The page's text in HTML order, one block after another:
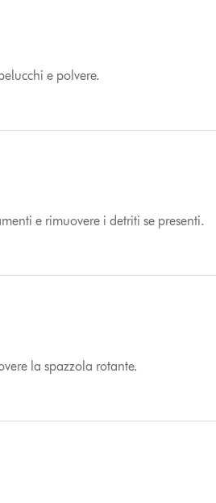
e polvere.
e rimuovere i detriti se presenti.
la spazzola rotante.